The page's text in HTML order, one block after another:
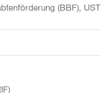
(BBF), UST